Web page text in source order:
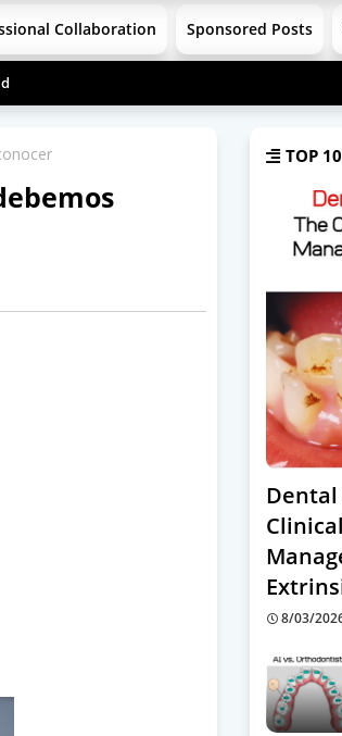
Collaboration Sponsored Posts
TOP 10
Dental
8/03/